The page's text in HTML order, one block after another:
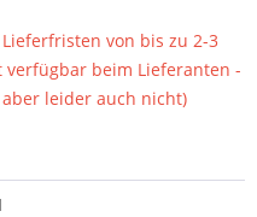
von bis zu 2-3
verfügbar beim Lieferanten -
leider auch nicht)